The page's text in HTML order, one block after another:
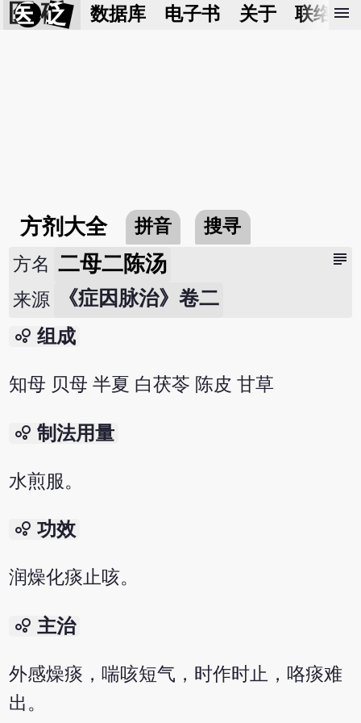
医 砭 数据库 电子书 关于 联络我
menu
方剂大全 拼音 搜寻
subject
方名 二母二陈汤
来源 《症因脉治》卷二
bubble_chart 组成
知母 贝母 半夏 白茯苓 陈皮 甘草
bubble_chart 制法用量
水煎服。
bubble_chart 功效
润燥化痰止咳。
bubble_chart 主治
外感燥痰，喘咳短气，时作时止，咯痰难
出。